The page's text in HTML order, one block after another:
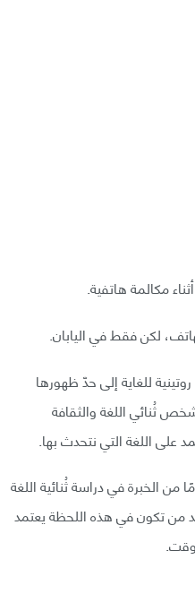
مكالمة هاتفية.
لكن فقط في اليابان.
للغاية إلى حدّ ظهورها
ثُنائي اللغة والثقافة
على اللغة التي نتحدث بها.
من العلماء الذين لديهم 30 عامًا من الخبرة في دراسة ثُنائية اللغة
من تكون في هذه اللحظة يعتمد